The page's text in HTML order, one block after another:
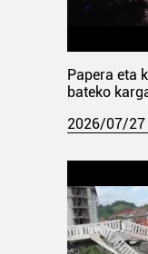
Papera eta
bateko
2026/07/27